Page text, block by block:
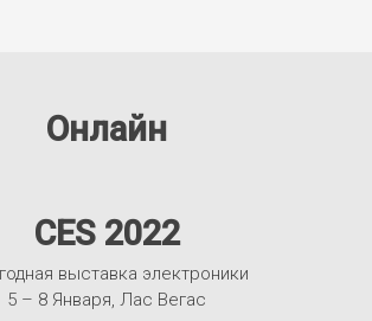
Онлайн
CES 2022
выставка электроники
5 – 8 Января, Лас Вегас